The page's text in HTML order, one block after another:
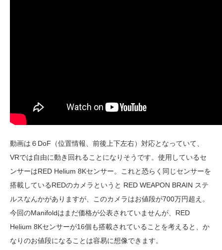
動画は６DoF（位置情報、前後上下左右）対応となっていて、
VRでは自由に動き回れることになりそうです。使用しているセ
ンサーはRED Helium 8Kセンサー。これと恐らく同じセンサーを
搭載しているREDのカメラというと RED WEAPON BRAIN ステ
ルスなんかがありますが、このカメラはお値段が700万円超え。
今回のManifoldはまだ価格が公表されていませんが、RED
Helium 8Kセンサーが16個も搭載されていることを考えると、か
なりのお値段になることは容易に想像できます。